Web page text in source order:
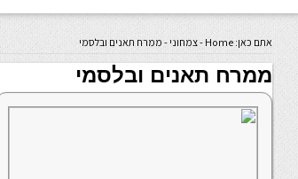
אתם כאן: Home
-צמחוני - ממרח תאנים ובלסמי
ממרח תאנים ובלסמי